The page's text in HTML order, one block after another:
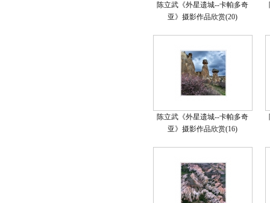
陈立武《外星遗城--卡帕多奇
亚》摄影作品欣赏(20)
陈立武《外星遗城--卡帕多奇
亚》摄影作品欣赏(16)